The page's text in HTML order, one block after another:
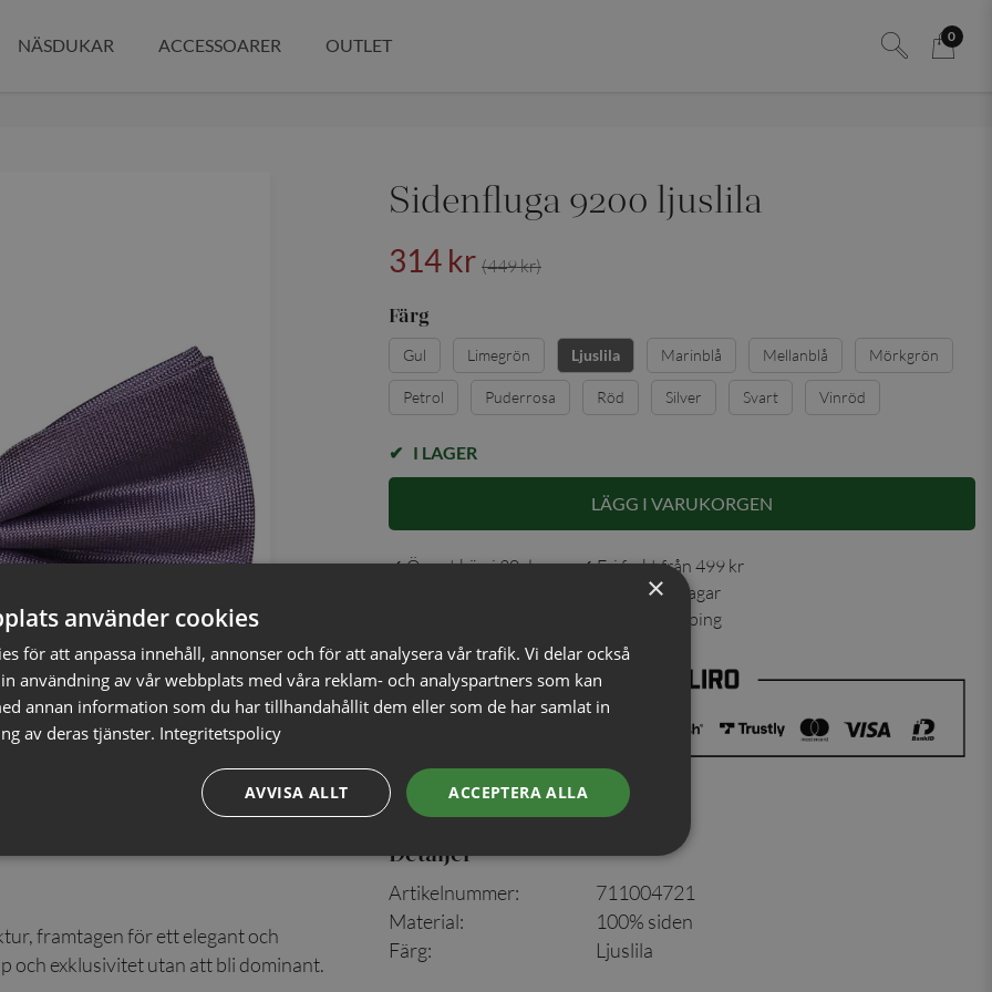
0
NÄSDUKAR ACCESSOARER OUTLET
framtagen för ett elegant och
och exklusivitet utan att bli dominant.
Sidenfluga 9200 ljuslila
314 kr (449 kr)
Färg
Gul Limegrön Ljuslila Marinblå Mellanblå Mörkgrön
Petrol Puderrosa Röd Silver Svart Vinröd
I LAGER
LÄGG I VARUKORGEN
✓ Öppet köp i 30 dagar ✓ Fri frakt från 499 kr
✓ Din beställning skickas inom 1-2 vardagar
✓ Snabb leverans från vårt lager i Jönköping
Detaljer
Artikelnummer:
711004721
Material:
100% siden
Färg: Ljuslila
×
använder cookies
för att anpassa innehåll, annonser och för att analysera vår trafik. Vi delar också
användning av vår webbplats med våra reklam- och analyspartners som kan
annan information som du har tillhandahållit dem eller som de har samlat in
av deras tjänster. Integritetspolicy
ACCEPTERA ALLA
AVVISA ALLT